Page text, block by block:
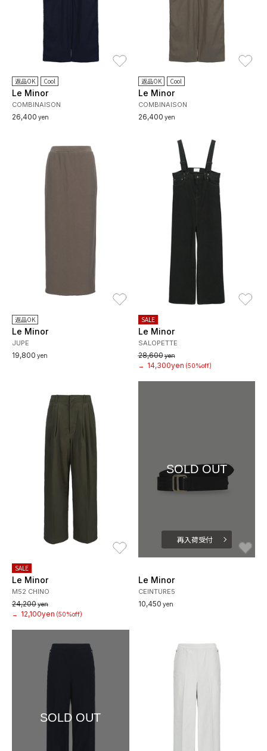
返品OK Cool
Le Minor
COMBINAISON
26,400 yen
返品OK Cool
Le Minor
COMBINAISON
26,400 yen
返品OK
Le Minor
JUPE
19,800 yen
SALE
Le Minor
SALOPETTE
28,600yen
→
14,300yen (50%off)
SALE
Le Minor
M52 CHINO
24,200yen
→
12,100yen (50%off)
SOLD OUT
再入荷受付
Le Minor
CEINTURE5
10,450 yen
SOLD OUT